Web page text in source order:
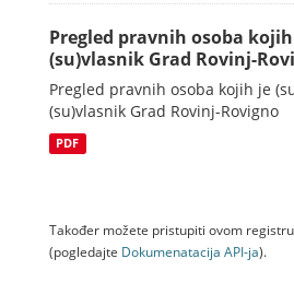
Pregled pravnih osoba
(su)vlasnik Grad Rovinj-
Pregled pravnih osoba kojih je
(su)vlasnik Grad Rovinj-Rovigno
PDF
Također možete pristupiti ovom
(pogledajte Dokumenаtаcijа API-jа).